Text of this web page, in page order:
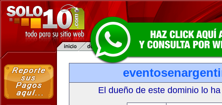
El dueño de este dominio lo